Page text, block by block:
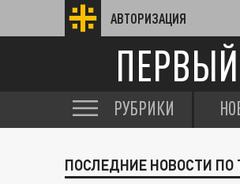
АВТОРИЗАЦИЯ
РУБРИКИ
ПОСЛЕДНИЕ НОВОСТИ ПО